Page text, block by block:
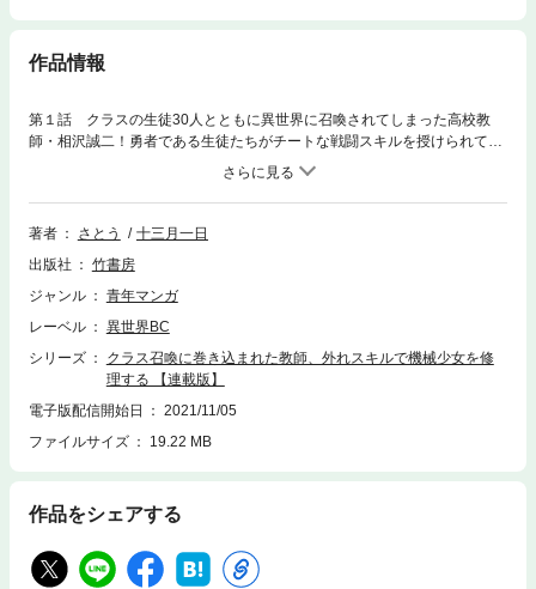
作品情報
第１話 クラスの生徒30人とともに異世界に召喚されてしまった高校教
師・相沢誠二！勇者である生徒たちがチートな戦闘スキルを授けられてい
るのに対し、相沢に与えられたのは『修理【リペア】』という、まったく
発動しない外れスキルだった。そして初の実戦訓練の折、相沢は凶暴なミ
ノタウロスとともに古代遺跡の中に閉じ込められてしまう。しかしその時
『修理』のスキルがついに発動！ 眠っていたアンドロイドが覚醒し、ミ
は元いた国とは程遠い見ず知らずの土地だった…！ かくして相沢は、生
徒たちの元に帰るため、機械少女【ブリュンヒルデ】とともに異世界をめ
ガンマぷらす」にて掲載されたものです。
著者 さとう
十三月一日
出版社
竹書房
ジャンル
青年マンガ
レーベル
異世界BC
シリーズ
クラス召喚に巻き込まれた教師、外れスキルで機械少女を修
理する 【連載版】
電子版配信開始日
2021/11/05
ファイルサイズ
19.22 MB
作品をシェアする